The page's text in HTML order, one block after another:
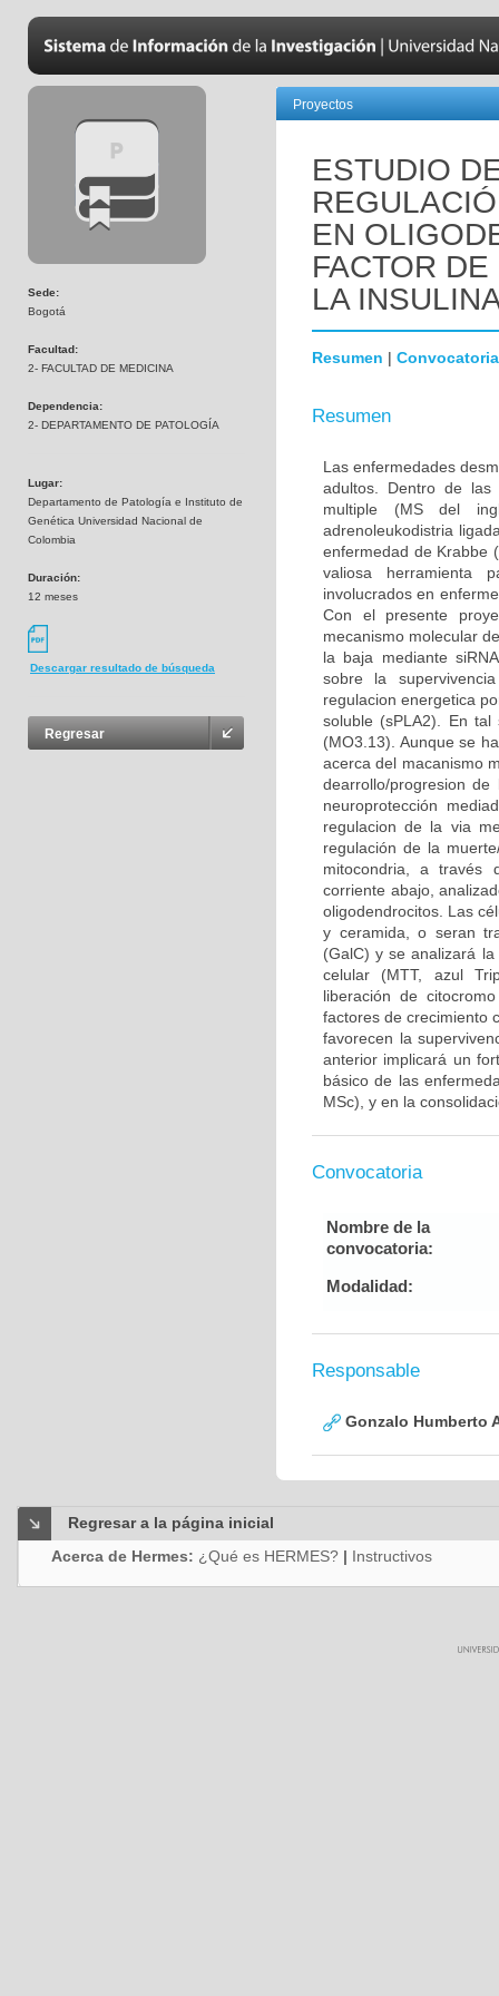
Sede:
Bogotá
Facultad:
2- FACULTAD DE MEDICINA
Dependencia:
2- DEPARTAMENTO DE PATOLOGÍA
Lugar:
Departamento de Patología e Instituto de
Genética Universidad Nacional de
Colombia
Duración:
12 meses
Descargar resultado de búsqueda
Regresar
Proyectos
ESTUDIO
EN
FACTOR
LA
Resumen | Convocatoria
Resumen
Las enfermedades
adultos. Dentro de las
multiple (MS del
adrenoleukodistria
enfermedad de Krabbe
valiosa herramienta
involucrados en
Con el presente
mecanismo molecular
la baja mediante
sobre la
regulacion energetica
soluble (sPLA2). En
(MO3.13). Aunque se
acerca del macanismo
dearrollo/progresion
neuroprotección
regulacion de la via
regulación de la
mitocondria, a través
corriente abajo,
oligodendrocitos. Las
y ceramida, o seran
(GalC) y se analizará
celular (MTT, azul
liberación de
factores de crecimiento
favorecen la
anterior implicará un
básico de las
MSc), y en la
Convocatoria
Nombre de la
convocatoria:
Modalidad:
Responsable
Gonzalo Humberto
Regresar a la página inicial
Acerca de Hermes: ¿Qué es HERMES? | Instructivos